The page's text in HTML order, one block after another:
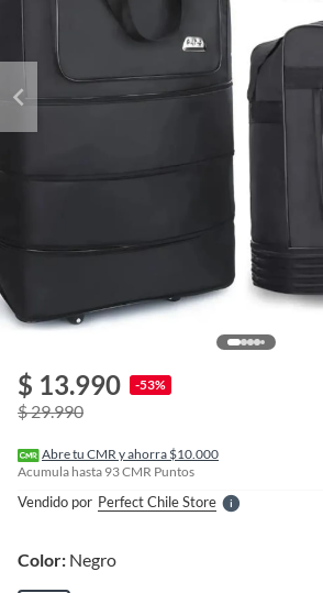
$ 13.990 -53%
$ 29.990
Abre tu CMR y ahorra $10.000
Acumula hasta 93CMR Puntos
Vendido por Perfect Chile StoreS
o
Color: Negro